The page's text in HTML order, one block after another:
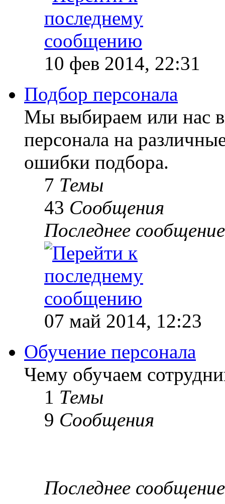
10 фев 2014, 22:31
Подбор персонала
Мы выбираем или нас
персонала на
ошибки подбора.
7 Темы
43 Сообщения
Последнее сообщение
07 май 2014, 12:23
Обучение персонала
Чему обучаем
1 Темы
9 Сообщения
Последнее сообщение